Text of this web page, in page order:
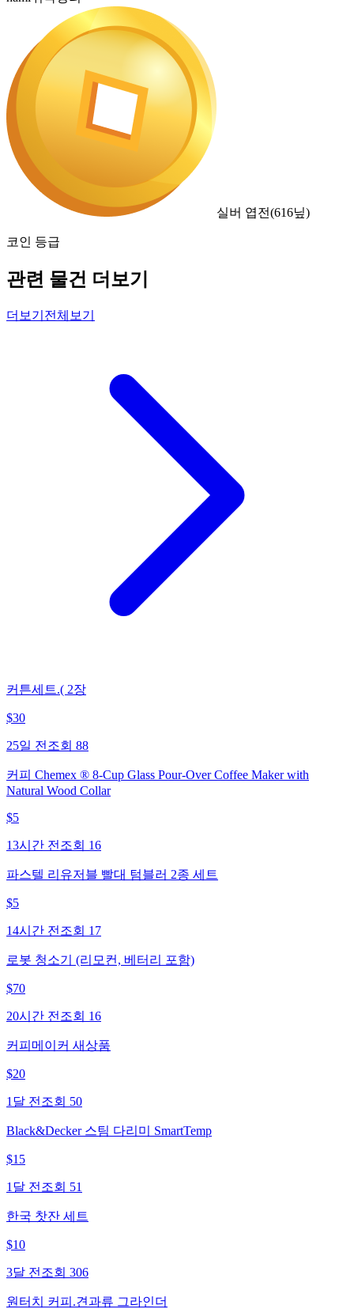
실버 엽전(616닢)
코인 등급
관련 물건 더보기
더보기 전체보기
커튼세트.( 2장
$30
25일 전 조회 88
커피 Chemex ® 8-Cup Glass Pour-Over Coffee Maker with
Natural Wood Collar
$5
13시간 전 조회 16
파스텔 리유저블 빨대 텀블러 2종 세트
$5
14시간 전 조회 17
로봇 청소기 (리모컨, 베터리 포함)
$70
20시간 전 조회 16
커피메이커 새상품
$20
1달 전 조회 50
Black&Decker 스팀 다리미 SmartTemp
$15
1달 전 조회 51
한국 찻잔 세트
$10
3달 전 조회 306
원터치 커피.견과류 그라인더